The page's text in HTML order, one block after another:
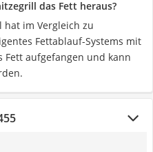
das Fett heraus?
hat im Vergleich zu
Fettablauf-Systems mit
Fett aufgefangen und kann